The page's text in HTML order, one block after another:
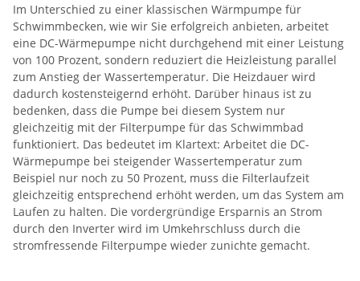
Im Unterschied zu einer klassischen Wärmpumpe für
Schwimmbecken, wie wir Sie erfolgreich anbieten, arbeitet
eine DC-Wärmepumpe nicht durchgehend mit einer Leistung
von 100 Prozent, sondern reduziert die Heizleistung parallel
zum Anstieg der Wassertemperatur. Die Heizdauer wird
dadurch kostensteigernd erhöht. Darüber hinaus ist zu
bedenken, dass die Pumpe bei diesem System nur
gleichzeitig mit der Filterpumpe für das Schwimmbad
funktioniert. Das bedeutet im Klartext: Arbeitet die DC-
Wärmepumpe bei steigender Wassertemperatur zum
Beispiel nur noch zu 50 Prozent, muss die Filterlaufzeit
gleichzeitig entsprechend erhöht werden, um das System am
Laufen zu halten. Die vordergründige Ersparnis an Strom
durch den Inverter wird im Umkehrschluss durch die
stromfressende Filterpumpe wieder zunichte gemacht.